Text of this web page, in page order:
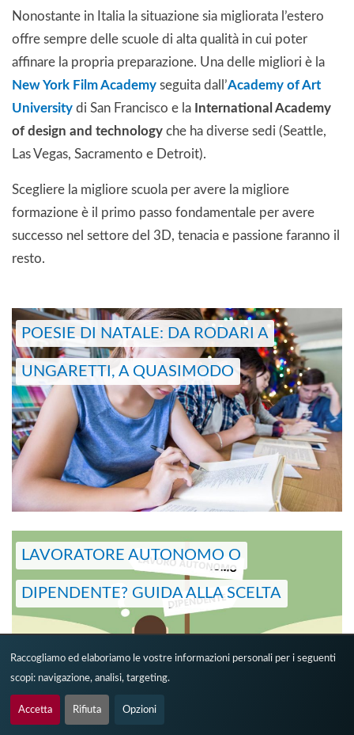
Raccogliamo ed elaboriamo le vostre informazioni personali per i seguenti
scopi: navigazione, analisi, targeting.
Accetta Rifiuta Opzioni
Nonostante in Italia la situazione sia migliorata l’estero
offre sempre delle scuole di alta qualità in cui poter
affinare la propria preparazione. Una delle migliori è la
New York Film Academy seguita dall’Academy of Art
University di San Francisco e la International Academy
of design and technology che ha diverse sedi (Seattle,
Las Vegas, Sacramento e Detroit).
Scegliere la migliore scuola per avere la migliore
formazione è il primo passo fondamentale per avere
successo nel settore del 3D, tenacia e passione faranno il
resto.
POESIE DI NATALE: DA RODARI A
UNGARETTI, A QUASIMODO
LAVORATORE AUTONOMO O
DIPENDENTE? GUIDA ALLA SCELTA
SHARE